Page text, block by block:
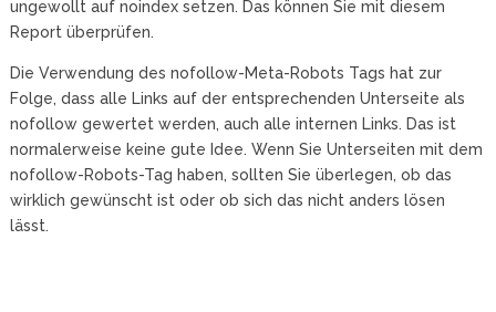
ungewollt auf noindex setzen. Das können Sie mit diesem
Report überprüfen.
Die Verwendung des nofollow-Meta-Robots Tags hat zur
Folge, dass alle Links auf der entsprechenden Unterseite als
nofollow gewertet werden, auch alle internen Links. Das ist
normalerweise keine gute Idee. Wenn Sie Unterseiten mit dem
nofollow-Robots-Tag haben, sollten Sie überlegen, ob das
wirklich gewünscht ist oder ob sich das nicht anders lösen
lässt.